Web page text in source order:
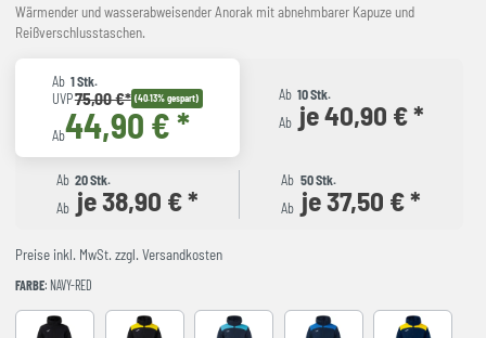
Wärmender und wasserabweisender Anorak mit abnehmbarer Kapuze und
Reißverschlusstaschen.
Ab 1 Stk.
UVP75,00 €* (40.13% gespart)
Ab44,90 € *
Ab 10 Stk.
Ab je 40,90 € *
Ab 20 Stk.
Ab je 38,90 € *
Ab 50 Stk.
Ab je 37,50 € *
Preise inkl. MwSt. zzgl. Versandkosten
FARBE: NAVY-RED